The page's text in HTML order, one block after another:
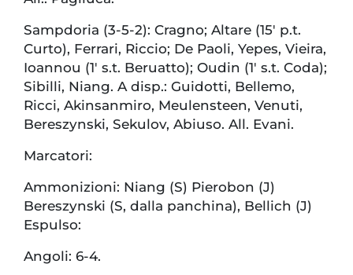
Sampdoria (3-5-2): Cragno; Altare (15′ p.t.
Curto), Ferrari, Riccio; De Paoli, Yepes, Vieira,
Ioannou (1′ s.t. Beruatto); Oudin (1′ s.t. Coda);
Sibilli, Niang. A disp.: Guidotti, Bellemo,
Ricci, Akinsanmiro, Meulensteen, Venuti,
Bereszynski, Sekulov, Abiuso. All. Evani.
Marcatori:
Ammonizioni: Niang (S) Pierobon (J)
Bereszynski (S, dalla panchina), Bellich (J)
Espulso:
Angoli: 6-4.